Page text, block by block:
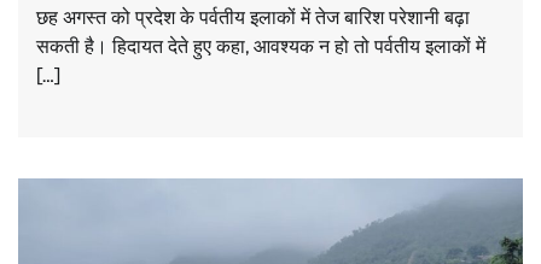
छह अगस्त को प्रदेश के पर्वतीय इलाकों में तेज बारिश परेशानी बढ़ा
सकती है। हिदायत देते हुए कहा, आवश्यक न हो तो पर्वतीय इलाकों में
[…]